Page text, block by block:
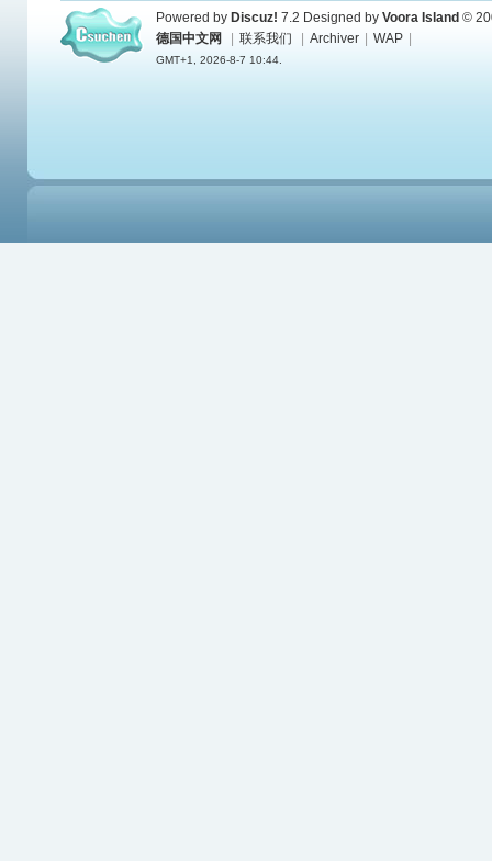
Powered by Discuz! 7.2 Designed by Voora Island ©
德国中文网
联系我们 Archiver WAP
GMT+1, 2026-8-7 10:44.